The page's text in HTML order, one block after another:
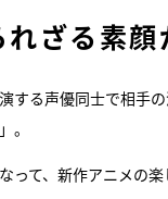
ざる素顔
する声優同士で相手
。
て、新作アニメの楽